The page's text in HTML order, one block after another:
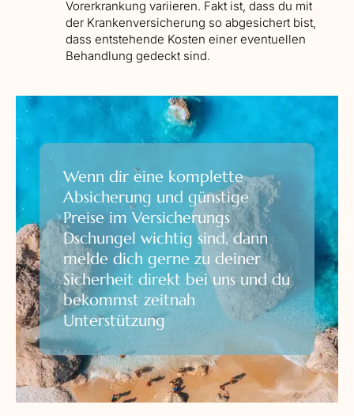
Vorerkrankung variieren. Fakt ist, dass du mit
der Krankenversicherung so abgesichert bist,
dass entstehende Kosten einer eventuellen
Behandlung gedeckt sind.
Wenn dir eine komplette
Absicherung und günstige
Preise im Versicherungs
Dschungel wichtig sind, dann
melde dich gerne zu deiner
Sicherheit direkt bei uns und du
bekommst zeitnah
Unterstützung